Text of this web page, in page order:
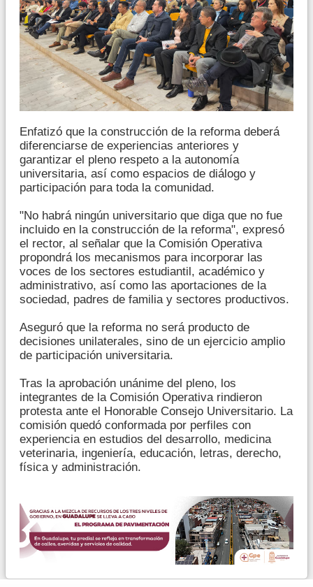
Enfatizó que la construcción de la reforma deberá
diferenciarse de experiencias anteriores y
garantizar el pleno respeto a la autonomía
universitaria, así como espacios de diálogo y
participación para toda la comunidad.
"No habrá ningún universitario que diga que no fue
incluido en la construcción de la reforma", expresó
el rector, al señalar que la Comisión Operativa
propondrá los mecanismos para incorporar las
voces de los sectores estudiantil, académico y
administrativo, así como las aportaciones de la
sociedad, padres de familia y sectores productivos.
Aseguró que la reforma no será producto de
decisiones unilaterales, sino de un ejercicio amplio
de participación universitaria.
Tras la aprobación unánime del pleno, los
integrantes de la Comisión Operativa rindieron
protesta ante el Honorable Consejo Universitario. La
comisión quedó conformada por perfiles con
experiencia en estudios del desarrollo, medicina
veterinaria, ingeniería, educación, letras, derecho,
física y administración.